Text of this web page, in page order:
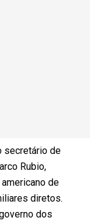
secretário de
Rubio,
de
diretos.
dos